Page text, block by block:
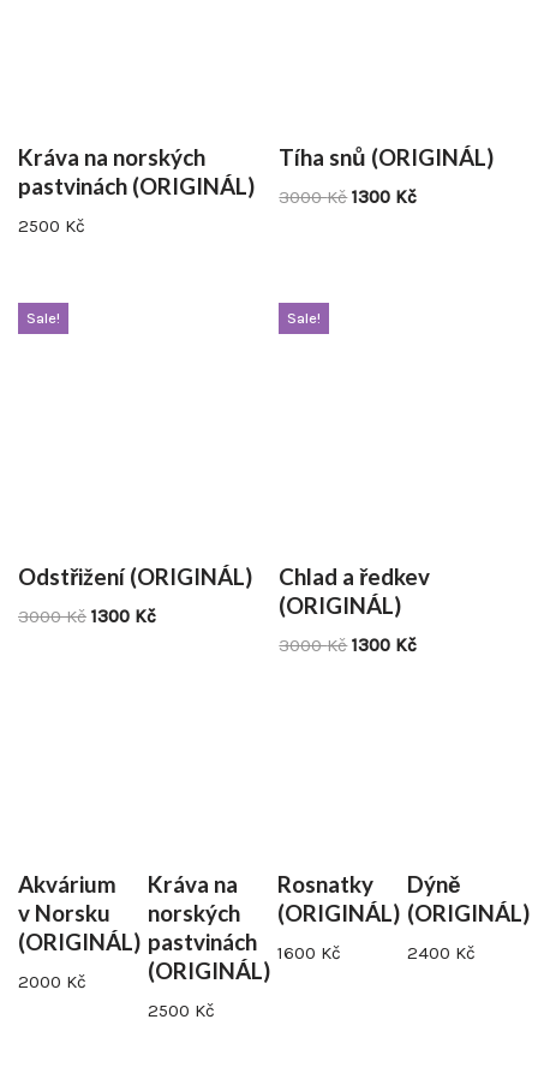
Kráva na norských
pastvinách (ORIGINÁL)
2500 Kč
Tíha snů (ORIGINÁL)
3000Kč 1300 Kč
Sale!
Odstřižení (ORIGINÁL)
3000Kč 1300 Kč
Sale!
Chlad a ředkev
(ORIGINÁL)
3000Kč 1300 Kč
Akvárium
v Norsku
(ORIGINÁL)
2000 Kč
Kráva na
norských
pastvinách
(ORIGINÁL)
2500 Kč
Rosnatky
(ORIGINÁL)
1600 Kč
Dýně
(ORIGINÁL)
2400 Kč